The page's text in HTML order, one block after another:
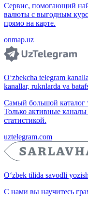
Сервис, помогающий
валюты с выгодным
прямо на карте.
onmap.uz
O‘zbekcha telegram
kanallar, ruknlarda va
Самый большой каталог
Только активные
статистикой.
uztelegram.com
O‘zbek tilida savodli
С нами вы научитесь